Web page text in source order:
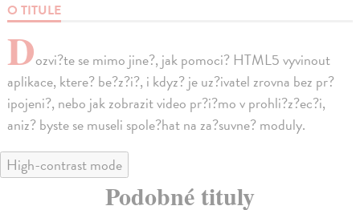
O TITULE
Dozvi?te se mimo jine?, jak pomoci? HTML5 vyvinout
aplikace, ktere? be?z?i?, i kdyz? je uz?ivatel zrovna bez pr?
ipojeni?, nebo jak zobrazit video pr?i?mo v prohli?z?ec?i,
aniz? byste se museli spole?hat na za?suvne? moduly.
High-contrast mode
Podobné tituly